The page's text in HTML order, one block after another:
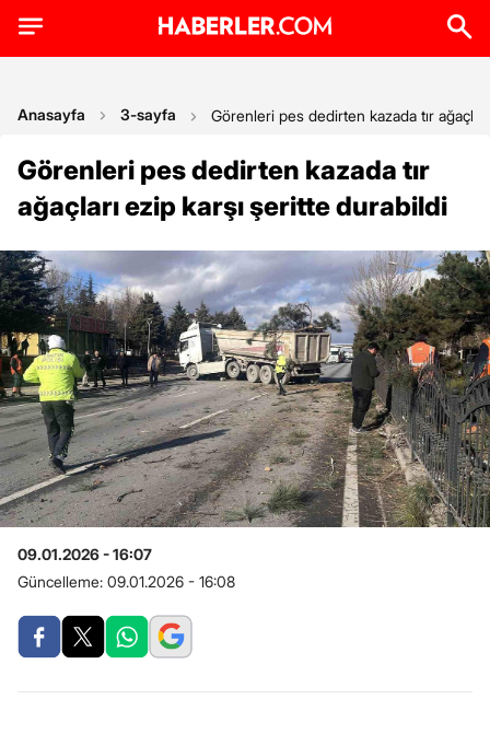
Anasayfa 3-sayfa Görenleri pes dedirten kazada tır
Görenleri pes dedirten kazada tır
ağaçları ezip karşı şeritte durabildi
09.01.2026 - 16:07
Güncelleme: 09.01.2026 - 16:08